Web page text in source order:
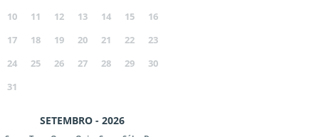
10
11 12 13 14 15
16
17
18 19 20 21 22
23
24
25 26 27 28 29
30
31
SETEMBRO - 2026